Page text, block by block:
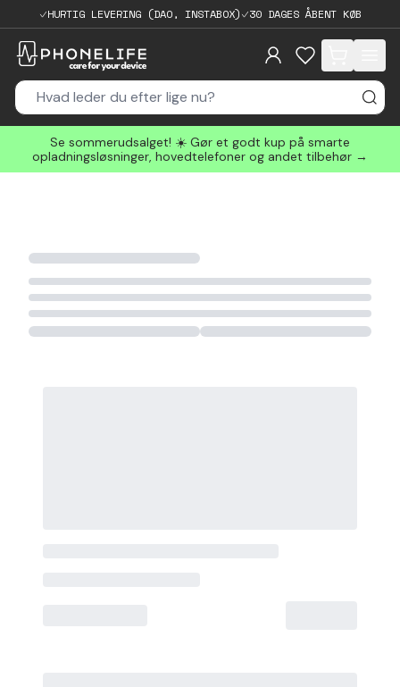
HURTIG LEVERING (DAO, INSTABOX) 30 DAGES ÅBENT KØB
items in cart,
Se sommerudsalget! ☀️ Gør et godt kup på smarte
opladningsløsninger, hovedtelefoner og andet tilbehør →